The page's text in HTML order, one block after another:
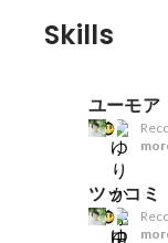
Skills
ユーモア
ツッコミ